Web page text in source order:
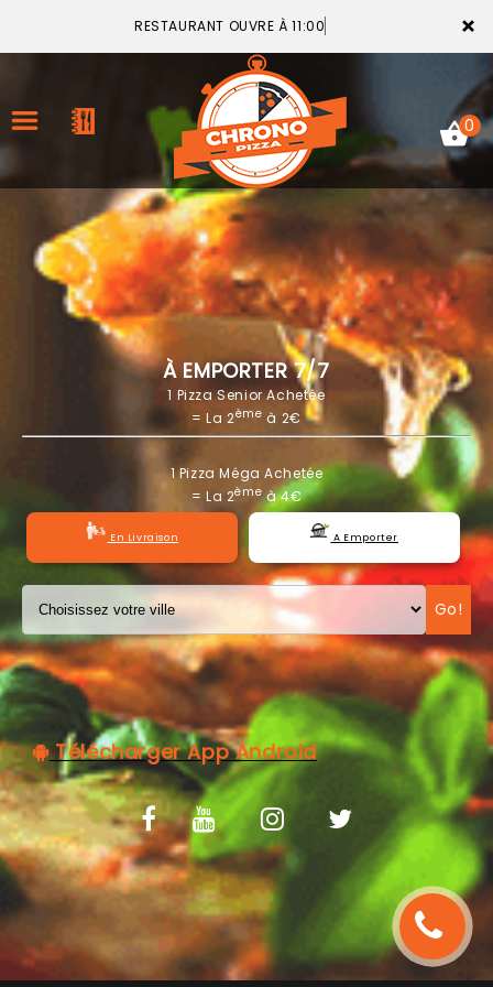
×
RESTAURANT OUVRE À 11:00
ACCUEIL
LA CARTE
VOTRE COMPTE
NOTRE RESTAURANT
VOS AVIS
MENTIONS LÉGALES
0
À EMPORTER 7/7
1 Pizza Senior Achetée
= La 2ème à 2€
1 Pizza Méga Achetée
= La 2èmeà 4€
En Livraison A Emporter
Go!
Télécharger App Android